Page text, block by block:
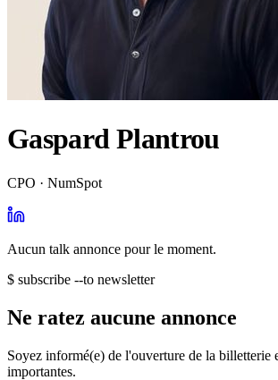
Gaspard Plantrou
CPO · NumSpot
Aucun talk annonce pour le moment.
$ subscribe --to newsletter
Ne ratez aucune annonce
Soyez informé(e) de l'ouverture de la billetterie
importantes.